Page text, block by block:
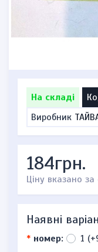
На складі
Виробник
184грн.
Ціну вказано
Наявні
* номер: 1